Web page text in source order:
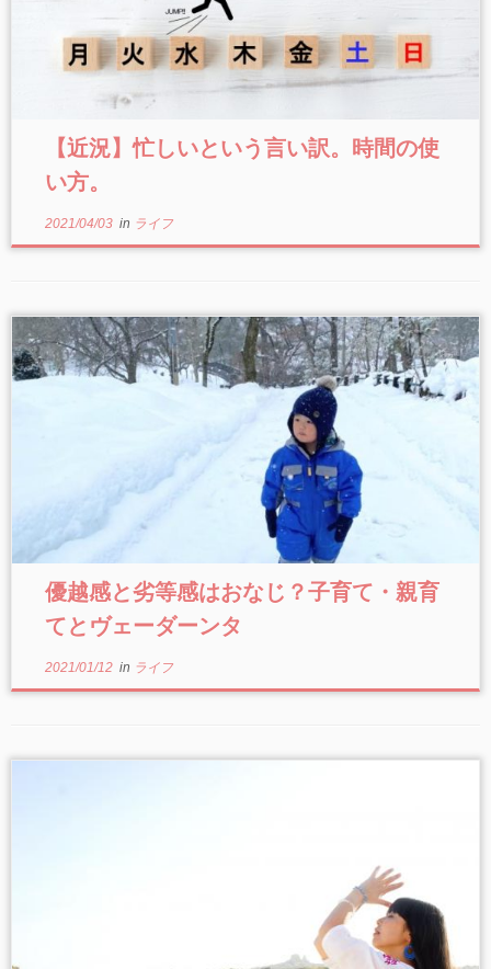
【近況】忙しいという言い訳。時間の使
い方。
2021/04/03in ライフ
優越感と劣等感はおなじ？子育て・親育
てとヴェーダーンタ
2021/01/12in ライフ